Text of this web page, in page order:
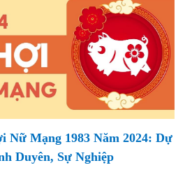
Nữ Mạng 1983 Năm 2024: Dự
Duyên, Sự Nghiệp